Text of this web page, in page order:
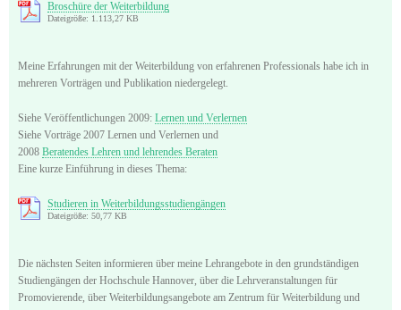
Broschüre der Weiterbildung
Dateigröße: 1.113,27 KB
Meine Erfahrungen mit der Weiterbildung von erfahrenen Professionals habe ich in
mehreren Vorträgen und Publikation niedergelegt.
Siehe Veröffentlichungen 2009: Lernen und Verlernen
Siehe Vorträge 2007 Lernen und Verlernen und
2008 Beratendes Lehren und lehrendes Beraten
Eine kurze Einführung in dieses Thema:
Studieren in Weiterbildungsstudiengängen
Dateigröße: 50,77 KB
Die nächsten Seiten informieren über meine Lehrangebote in den grundständigen
Studiengängen der Hochschule Hannover, über die Lehrveranstaltungen für
Promovierende, über Weiterbildungsangebote am Zentrum für Weiterbildung und